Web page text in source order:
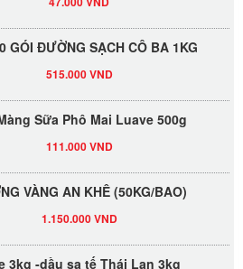
GÓI ĐƯỜNG SẠCH CÔ BA 1KG
Sữa Phô Mai Luave 500g
VÀNG AN KHÊ (50KG/BAO)
3kg -dầu sa tế Thái Lan 3kg